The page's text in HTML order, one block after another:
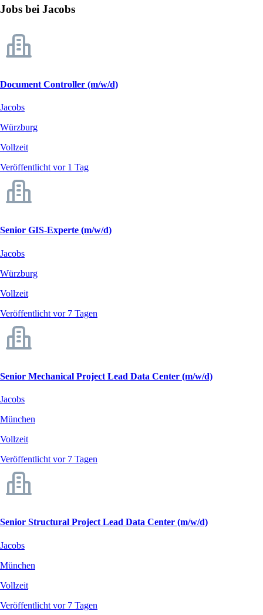
Jobs bei Jacobs
Document Controller (m/w/d)
Jacobs
Würzburg
Vollzeit
Veröffentlicht vor 1 Tag
Senior GIS-Experte (m/w/d)
Jacobs
Würzburg
Vollzeit
Veröffentlicht vor 7 Tagen
Senior Mechanical Project Lead Data Center (m/w/d)
Jacobs
München
Vollzeit
Veröffentlicht vor 7 Tagen
Senior Structural Project Lead Data Center (m/w/d)
Jacobs
München
Vollzeit
Veröffentlicht vor 7 Tagen